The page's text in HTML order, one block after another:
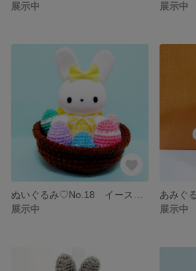
展示中 展示中
展示中
展示中